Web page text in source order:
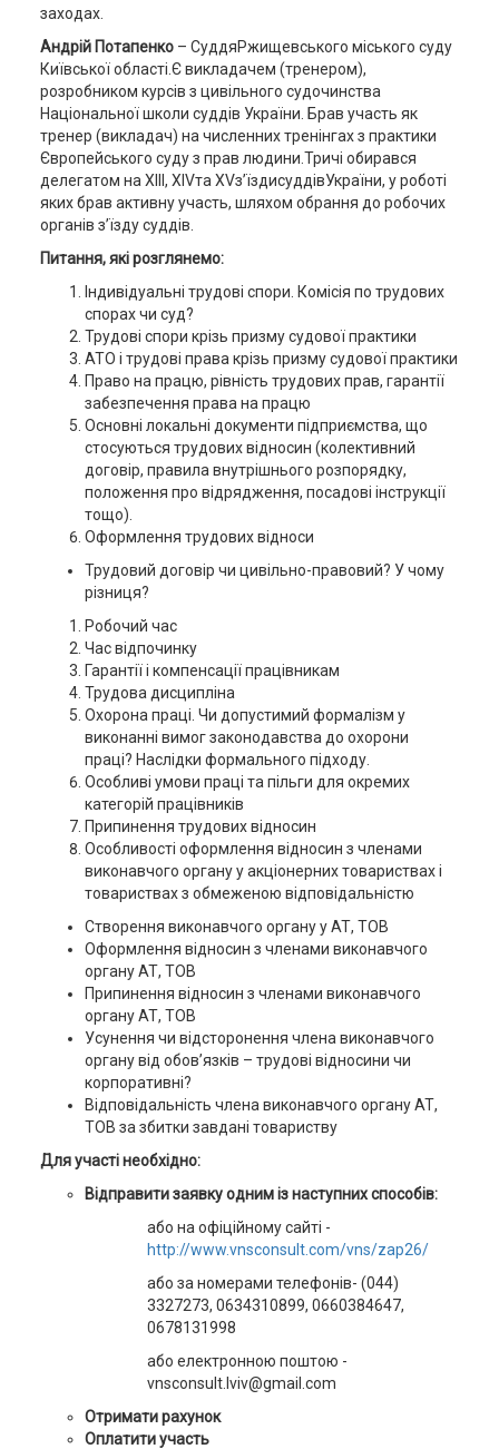
заходах.
Андрій Потапенко– СуддяРжищевського міського суду
Київської області.Є викладачем (тренером),
розробником курсів з цивільного судочинства
Національної школи суддів України. Брав участь як
тренер (викладач) на численних тренінгах з практики
Європейського суду з прав людини.Тричі обирався
делегатом на XIII, XIVта XVз’їздисуддівУкраїни, у роботі
яких брав активну участь, шляхом обрання до робочих
органів з’їзду суддів.
Питання, які розглянемо:
Індивідуальні трудові спори. Комісія по трудових
спорах чи суд?
Трудові спори крізь призму судової практики
АТО і трудові права крізь призму судової практики
Право на працю, рівність трудових прав, гарантії
забезпечення права на працю
Основні локальні документи підприємства, що
стосуються трудових відносин (колективний
договір, правила внутрішнього розпорядку,
положення про відрядження, посадові інструкції
тощо).
Оформлення трудових відноси
Трудовий договір чи цивільно-правовий? У чому
різниця?
Робочий час
Час відпочинку
Гарантії і компенсації працівникам
Трудова дисципліна
Охорона праці. Чи допустимий формалізм у
виконанні вимог законодавства до охорони
праці? Наслідки формального підходу.
Особливі умови праці та пільги для окремих
категорій працівників
Припинення трудових відносин
Особливості оформлення відносин з членами
виконавчого органу у акціонерних товариствах і
товариствах з обмеженою відповідальністю
Створення виконавчого органу у АТ, ТОВ
Оформлення відносин з членами виконавчого
органу АТ, ТОВ
Припинення відносин з членами виконавчого
органу АТ, ТОВ
Усунення чи відсторонення члена виконавчого
органу від обов’язків – трудові відносини чи
корпоративні?
Відповідальність члена виконавчого органу АТ,
ТОВ за збитки завдані товариству
Для участі необхідно:
Відправити заявку одним із наступних способів:
або на офіційному сайті -
http://www.vnsconsult.com/vns/zap26/
або за номерами телефонів- (044)
3327273, 0634310899, 0660384647,
0678131998
або електронною поштою -
vnsconsult.lviv@gmail.com
Отримати рахунок
Оплатити участь